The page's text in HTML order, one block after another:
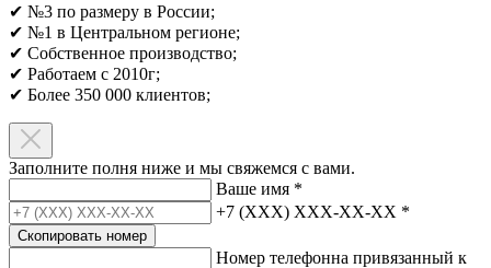
✔ №3 по размеру в России;
✔ №1 в Центральном регионе;
✔ Собственное производство;
✔ Работаем с 2010г;
✔ Более 350 000 клиентов;​
Заполните полня ниже и мы свяжемся с вами.
Ваше имя *
+7 (XXX) XXX-XX-XX *
Скопировать номер
Номер телефонна привязанный к